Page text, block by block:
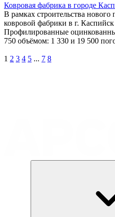
Ковровая фабрика в городе
В рамках строительства нового
ковровой фабрики в г.
Профилированные
750 объёмом: 1 330 и 19 500
1 2 3 4 5 ... 7 8